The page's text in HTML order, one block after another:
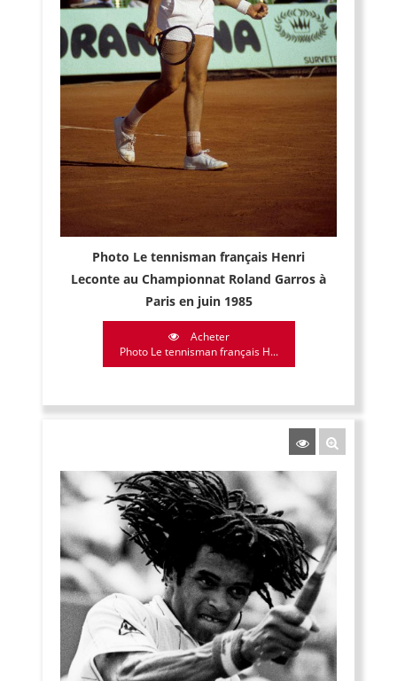
Photo Le tennisman français Henri
Leconte au Championnat Roland Garros à
Paris en juin 1985
Acheter
Photo Le tennisman français H...